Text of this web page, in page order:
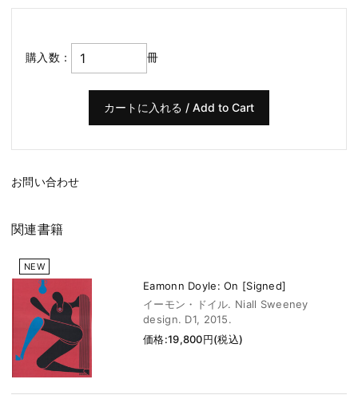
購入数： 冊
お問い合わせ
関連書籍
NEW
Eamonn Doyle: On [Signed]
イーモン・ドイル. Niall Sweeney
design. D1, 2015.
価格:19,800円(税込)